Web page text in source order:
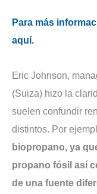
Para más
aquí.
Eric Johnson,
(Suiza) hizo la
suelen confundir
distintos. Por
biopropano, ya
propano fósil así
de una fuente